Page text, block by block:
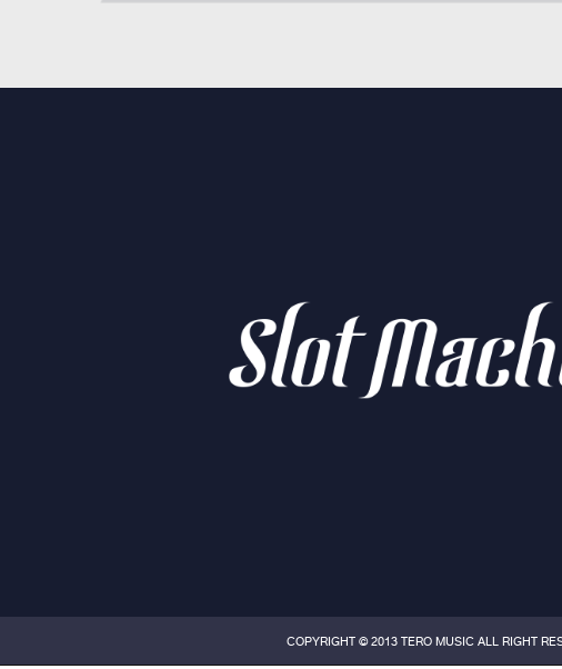
COPYRIGHT © 2013 TERO MUSIC ALL RIGHT